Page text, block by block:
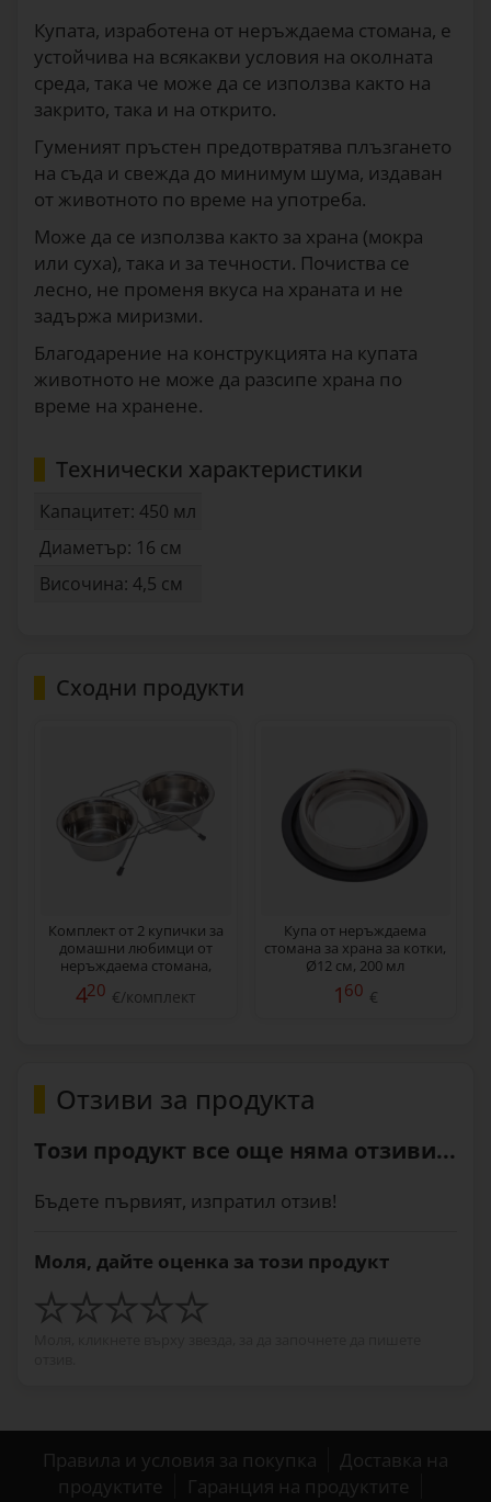
Купата, изработена от неръждаема стомана, е
устойчива на всякакви условия на околната
среда, така че може да се използва както на
закрито, така и на открито.
Гуменият пръстен предотвратява плъзгането
на съда и свежда до минимум шума, издаван
от животното по време на употреба.
Може да се използва както за храна (мокра
или суха), така и за течности. Почиства се
лесно, не променя вкуса на храната и не
задържа миризми.
Благодарение на конструкцията на купата
животното не може да разсипе храна по
време на хранене.
Технически характеристики
Капацитет: 450 мл
Диаметър: 16 см
Височина: 4,5 см
Сходни продукти
Комплект от 2 купички за
домашни любимци от
неръждаема стомана,
Ø 13 см, 450 мл
420 €/комплект
Купа от неръждаема
стомана за храна за котки,
Ø12 см, 200 мл
1 60 €
Отзиви за продукта
Този продукт все още няма отзиви...
Бъдете първият, изпратил отзив!
Моля, дайте оценка за този продукт
Правила и условия за покупка
Доставка на
продуктите
Гаранция на продуктите